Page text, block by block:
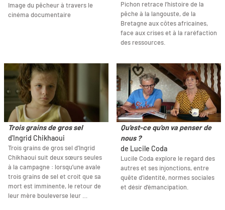
Image du pêcheur à travers le
cinéma documentaire
Pichon retrace l’histoire de la
pêche à la langouste, de la
Bretagne aux côtes africaines,
face aux crises et à la raréfaction
des ressources.
Trois grains de gros sel
d'Ingrid Chikhaoui
Trois grains de gros sel d’Ingrid
Chikhaoui suit deux sœurs seules
à la campagne : lorsqu’une avale
trois grains de sel et croit que sa
mort est imminente, le retour de
leur mère bouleverse leur …
Qu'est-ce qu'on va penser de
nous ?
de Lucile Coda
Lucile Coda explore le regard des
autres et ses injonctions, entre
quête d’identité, normes sociales
et désir d’émancipation.